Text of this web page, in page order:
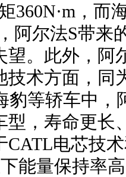
360N·m，而
阿尔法S带
望。此外，阿
技术方面，同
豹等轿车中，
型，寿命更长
CATL电芯技
能量保持率